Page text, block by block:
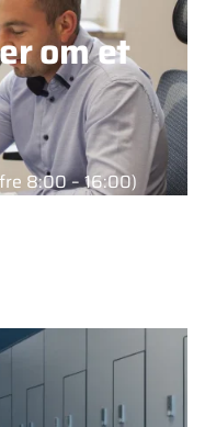
om et
8:00 – 16:00)